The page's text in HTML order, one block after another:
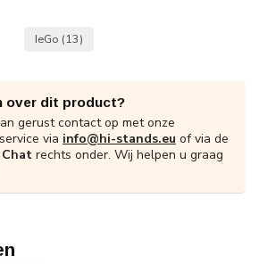
IeGo (13)
over dit product?
gerust contact op met onze
via info@hi-stands.eu of via de
rechts onder. Wij helpen u graag